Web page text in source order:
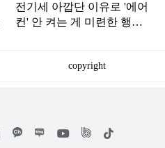
전기세 아깝단 이유로 '에어
컨' 안 켜는 게 미련한 행동
copyright
위
틱